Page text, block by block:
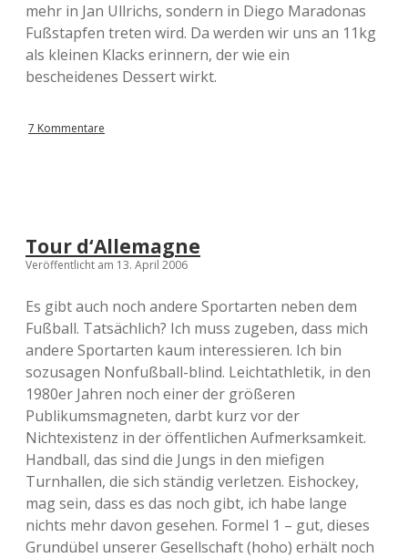
mehr in Jan Ullrichs, sondern in Diego Maradonas
Fußstapfen treten wird. Da werden wir uns an 11kg
als kleinen Klacks erinnern, der wie ein
bescheidenes Dessert wirkt.
7 Kommentare
Tour d‘Allemagne
Veröffentlicht am 13. April 2006
Es gibt auch noch andere Sportarten neben dem
Fußball. Tatsächlich? Ich muss zugeben, dass mich
andere Sportarten kaum interessieren. Ich bin
sozusagen Nonfußball-blind. Leichtathletik, in den
1980er Jahren noch einer der größeren
Publikumsmagneten, darbt kurz vor der
Nichtexistenz in der öffentlichen Aufmerksamkeit.
Handball, das sind die Jungs in den miefigen
Turnhallen, die sich ständig verletzen. Eishockey,
mag sein, dass es das noch gibt, ich habe lange
nichts mehr davon gesehen. Formel 1 – gut, dieses
Grundübel unserer Gesellschaft (hoho) erhält noch